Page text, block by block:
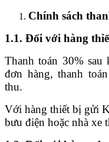
Chính sách
1.1. Đối với hàng
Thanh toán 30%
đơn hàng, thanh
thu.
Với hàng thiết bị gửi
bưu điện hoặc nhà xe